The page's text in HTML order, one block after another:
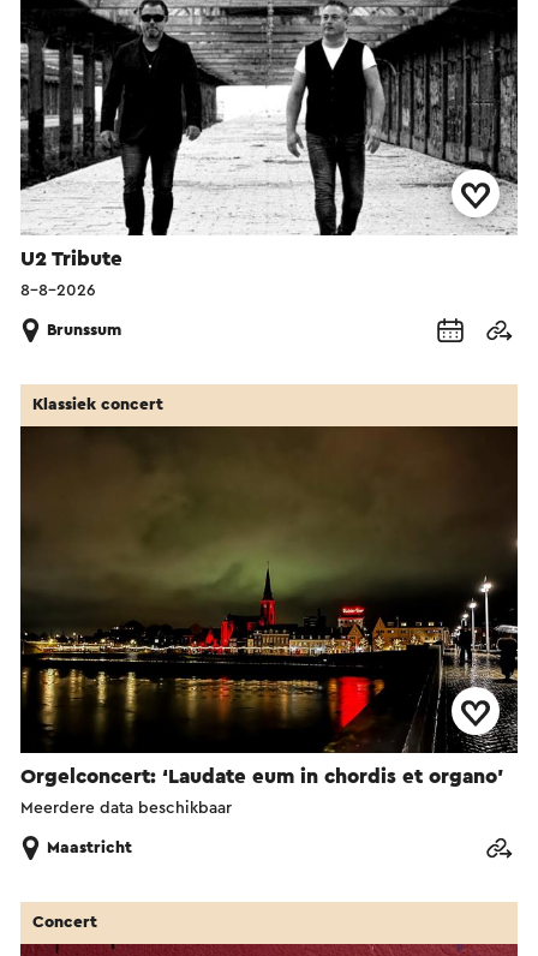
U2 Tribute
8-8-2026
Brunssum
Orgelconcert: ‘Laudate eum in chordis et organo’
Klassiek concert
Meerdere data beschikbaar
Maastricht
Concert